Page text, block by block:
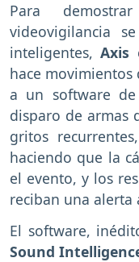
Para
videovigilancia
inteligentes,Axis
hace
a un software
disparo de armas
gritos
haciendo que la
el evento, y los
reciban una alerta
El software,
Sound